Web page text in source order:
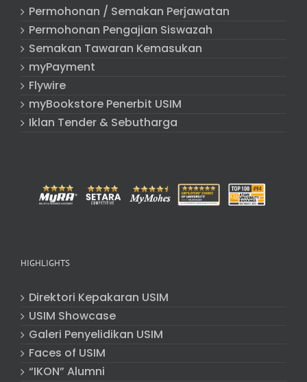
Permohonan / Semakan Perjawatan
Permohonan Pengajian Siswazah
Semakan Tawaran Kemasukan
myPayment
Flywire
myBookstore Penerbit USIM
Iklan Tender & Sebutharga
HIGHLIGHTS
Direktori Kepakaran USIM
USIM Showcase
Galeri Penyelidikan USIM
Faces of USIM
“IKON” Alumni